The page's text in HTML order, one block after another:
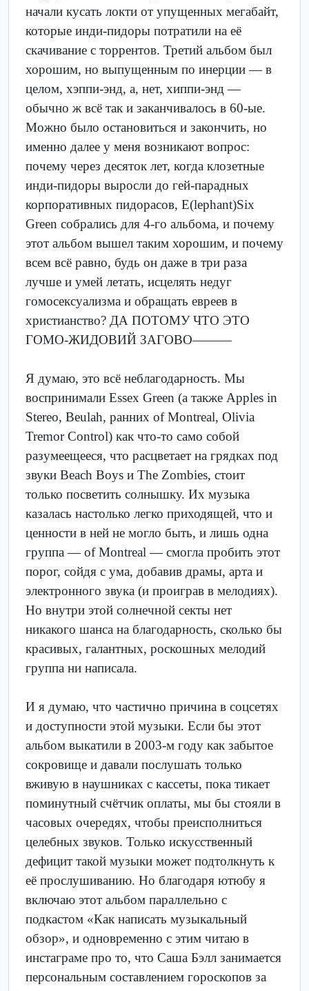
начали кусать локти от упущенных мегабайт,
которые инди-пидоры потратили на её
скачивание с торрентов. Третий альбом был
хорошим, но выпущенным по инерции — в
целом, хэппи-энд, а, нет, хиппи-энд —
обычно ж всё так и заканчивалось в 60-ые.
Можно было остановиться и закончить, но
именно далее у меня возникают вопрос:
почему через десяток лет, когда клозетные
инди-пидоры выросли до гей-парадных
корпоративных пидорасов, E(lephant)Six
Green собрались для 4-го альбома, и почему
этот альбом вышел таким хорошим, и почему
всем всё равно, будь он даже в три раза
лучше и умей летать, исцелять недуг
гомосексуализма и обращать евреев в
христианство? ДА ПОТОМУ ЧТО ЭТО
ГОМО-ЖИДОВИЙ ЗАГОВО———
Я думаю, это всё неблагодарность. Мы
воспринимали Essex Green (а также Apples in
Stereo, Beulah, ранних of Montreal, Olivia
Tremor Control) как что-то само собой
разумеещееся, что расцветает на грядках под
звуки Beach Boys и The Zombies, стоит
только посветить солнышку. Их музыка
казалась настолько легко приходящей, что и
ценности в ней не могло быть, и лишь одна
группа — of Montreal — смогла пробить этот
порог, сойдя с ума, добавив драмы, арта и
электронного звука (и проиграв в мелодиях).
Но внутри этой солнечной секты нет
никакого шанса на благодарность, сколько бы
красивых, галантных, роскошных мелодий
группа ни написала.
И я думаю, что частично причина в соцсетях
и доступности этой музыки. Если бы этот
альбом выкатили в 2003-м году как забытое
сокровище и давали послушать только
вживую в наушниках с кассеты, пока тикает
поминутный счётчик оплаты, мы бы стояли в
часовых очередях, чтобы преисполниться
целебных звуков. Только искусственный
дефицит такой музыки может подтолкнуть к
её прослушиванию. Но благодаря ютюбу я
включаю этот альбом параллельно с
подкастом «Как написать музыкальный
обзор», и одновременно с этим читаю в
инстаграме про то, что Саша Бэлл занимается
персональным составлением гороскопов за